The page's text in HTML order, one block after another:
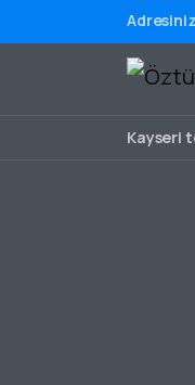
Kayseri